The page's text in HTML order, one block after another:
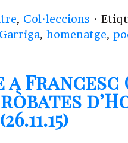
, Col·leccions ·
, homenatge,
a